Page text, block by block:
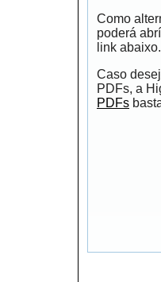
Como
poderá
link abaixo.
Caso
PDFs, a
PDFs